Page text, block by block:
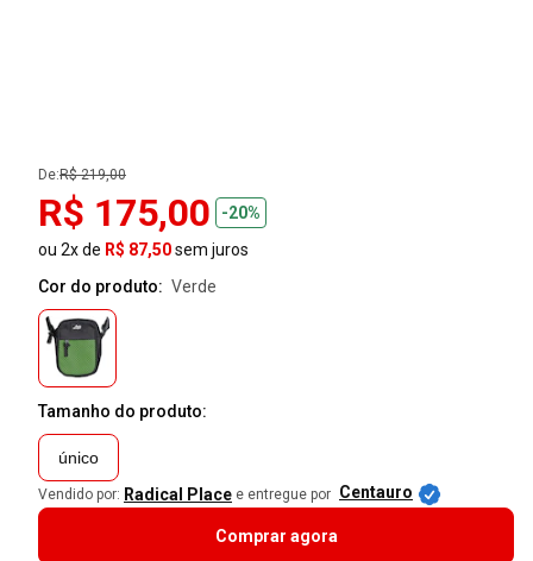
De:R$ 219,00
R$ 175,00
-20%
ou 2x de R$ 87,50sem juros
Cor do produto:
verde
Tamanho do produto:
único
Vendido por: Radical Place e entregue por Centauro
Comprar agora